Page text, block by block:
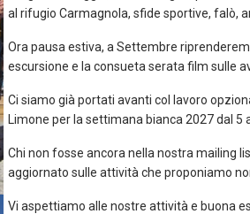
al rifugio Carmagnola, sfide sportive, falò,
Ora pausa estiva, a Settembre
escursione e la consueta serata film sulle
Ci siamo già portati avanti col lavoro
Limone per la settimana bianca 2027 dal 5
Chi non fosse ancora nella nostra mailing
aggiornato sulle attività che proponiamo
Vi aspettiamo alle nostre attività e buona